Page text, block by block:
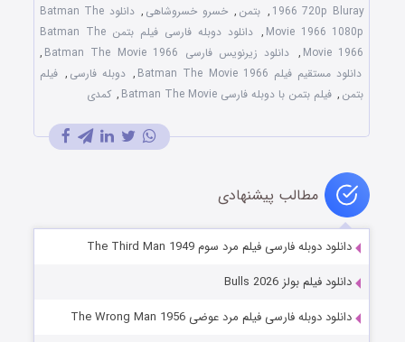
1966 720p Bluray
, بتمن , خسرو خسروشاهی ,
دانلود Batman The
Movie 1966 1080p
,
دانلود دوبله فارسی فیلم بتمن Batman The
Movie 1966
, دانلود زیرنویس فارسی Batman The Movie 1966
,
دانلود مستقیم فیلم Batman The Movie 1966
, دوبله فارسی , فیلم
بتمن , فیلم بتمن با دوبله فارسی Batman The Movie , کمدی
مطالب پیشنهادی
دانلود دوبله فارسی فیلم مرد سوم The Third Man 1949
دانلود فیلم بولز Bulls 2026
دانلود دوبله فارسی فیلم مرد عوضی The Wrong Man 1956